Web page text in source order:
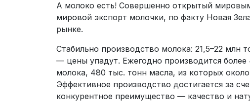
А молоко есть! Совершенно открытый
мировой экспорт молочки, по факту Новая
рынке.
Стабильно производство молока: 21,5–22 млн
— цены упадут. Ежегодно производится
молока, 480 тыс. тонн масла, из которых
Эффективное производство достигается за
конкурентное преимущество — качество и